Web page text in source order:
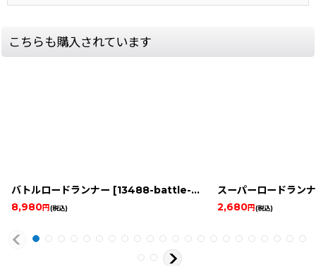
こちらも購入されています
バトルロードランナー [13488-battle-lo-pc-enginebox ]
8,980円(税込)
スーパーロードラン
2,680円(税込)